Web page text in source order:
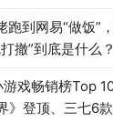
跑到网易“做饭”
撤”到底是什么？
戏畅销榜Top
》登顶、三七6